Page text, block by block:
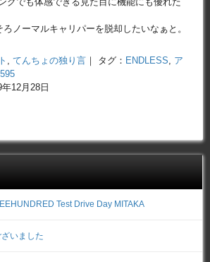
ノーマルキャリパーを脱却したいなぁと。
てんちょの独り言 ｜ タグ： ENDLESS
ア
12月28日
Test Drive Day MITAKA
いました